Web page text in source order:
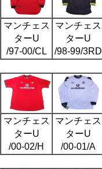
マンチェス
ターU
/97-00/CL
マンチェス
ターU
/98-99/3RD
マンチェス
ターU
/00-02/H
マンチェス
ターU
/00-01/A